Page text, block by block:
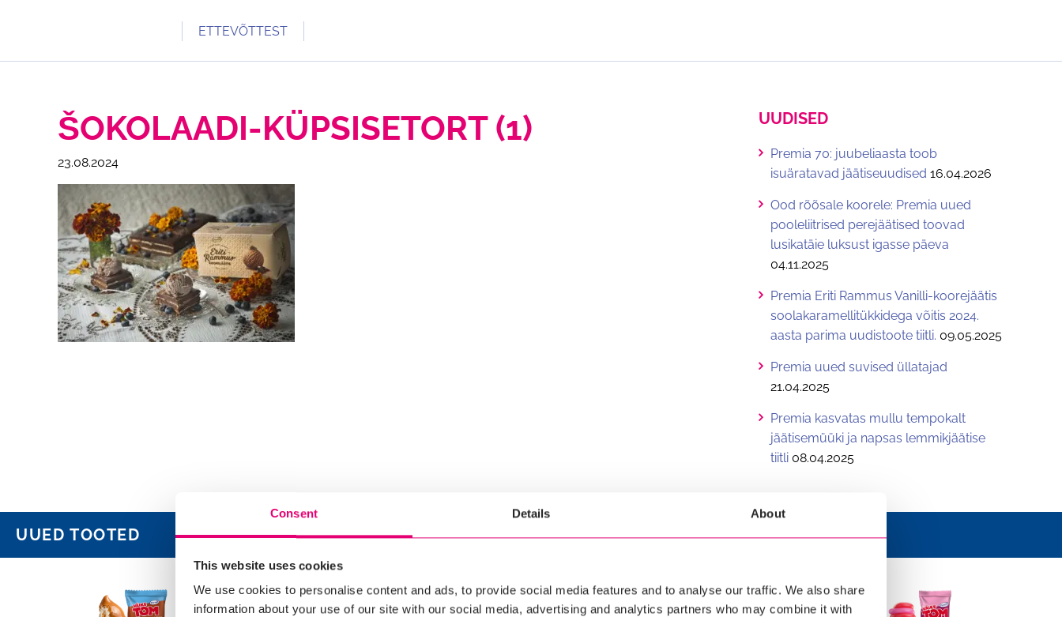
Consent Details About
This website uses cookies
We use cookies to personalise content and ads, to provide social media features and to analyse our traffic. We also share
information about your use of our site with our social media, advertising and analytics partners who may combine it with
ETTEVÕTTEST
KONTAKT
TOETAME
UUDISED
ŠOKOLAADI-KÜPSISETORT (1)
23.08.2024
UUDISED
Premia 70: juubeliaasta toob
isuäratavad jäätiseuudised 16.04.2026
Ood rõõsale koorele: Premia uued
pooleliitrised perejäätised toovad
lusikatäie luksust igasse päeva
04.11.2025
Premia Eriti Rammus Vanilli-koorejäätis
soolakaramellitükkidega võitis 2024.
aasta parima uudistoote tiitli. 09.05.2025
Premia uued suvised üllatajad
21.04.2025
Premia kasvatas mullu tempokalt
jäätisemüüki ja napsas lemmikjäätise
tiitli 08.04.2025
UUED TOOTED